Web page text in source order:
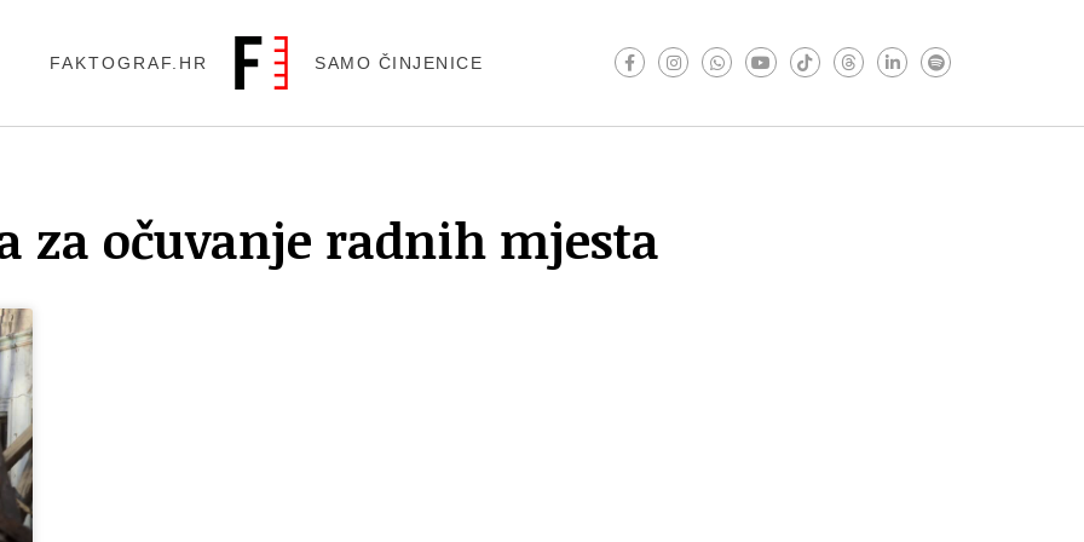
FAKTOGRAF.HR SAMO ČINJENICE
za očuvanje radnih mjesta